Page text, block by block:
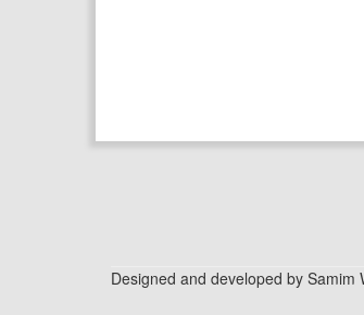
Designed and developed by Samim